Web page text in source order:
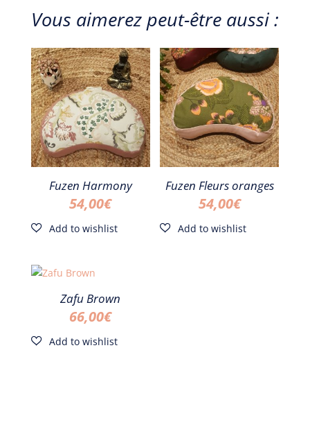
Vous aimerez peut-être aussi :
Fuzen Harmony
54,00€
Fuzen Fleurs oranges
54,00€
Zafu Brown
66,00€